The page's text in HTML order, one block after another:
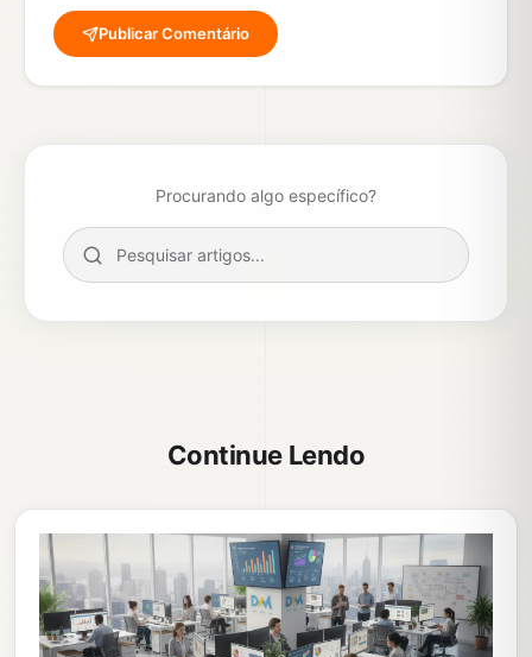
Publicar Comentário
Procurando algo específico?
Continue Lendo